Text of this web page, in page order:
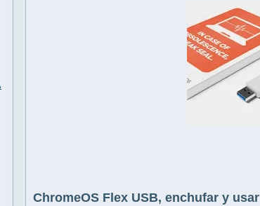
ChromeOS Flex USB, enchufar y usar